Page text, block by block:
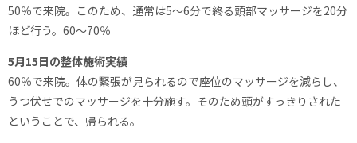
50％で来院。このため、通常は5～6分で終る頭部マッサージを20分
ほど行う。60～70％
5月15日の整体施術実績
60％で来院。体の緊張が見られるので座位のマッサージを減らし、
うつ伏せでのマッサージを十分施す。そのため頭がすっきりされた
ということで、帰られる。